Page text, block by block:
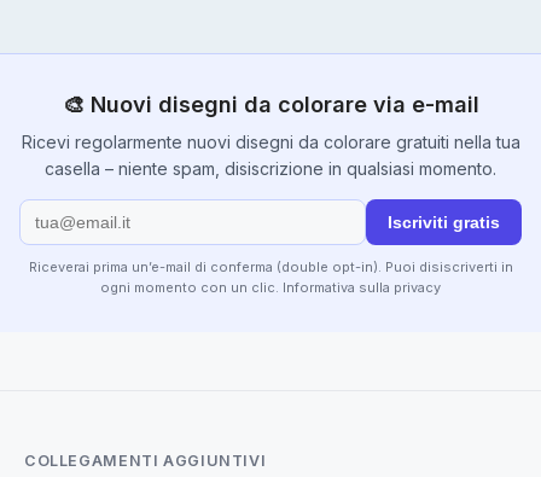
🎨 Nuovi disegni da colorare via e-mail
Ricevi regolarmente nuovi disegni da colorare gratuiti nella tua
casella – niente spam, disiscrizione in qualsiasi momento.
Iscriviti gratis
Riceverai prima un’e-mail di conferma (double opt-in). Puoi disiscriverti in
ogni momento con un clic. Informativa sulla privacy
COLLEGAMENTI AGGIUNTIVI